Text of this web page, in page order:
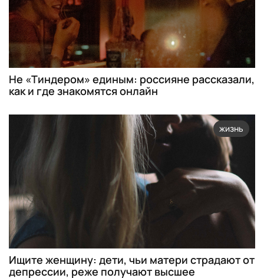
Не «Тиндером» единым: россияне рассказали,
как и где знакомятся онлайн
жизнь
Ищите женщину: дети, чьи матери страдают от
депрессии, реже получают высшее